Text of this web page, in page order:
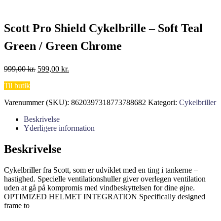
Scott Pro Shield Cykelbrille – Soft Teal
Green / Green Chrome
999,00kr. Den
999,00 kr..
599,00 kr.
599,00 kr..
Til butik
Varenummer (SKU): 8620397318773788682 Kategori: Cykelbriller
Beskrivelse
Yderligere information
Beskrivelse
Cykelbriller fra Scott, som er udviklet med en ting i tankerne –
hastighed. Specielle ventilationshuller giver overlegen ventilation
uden at gå på kompromis med vindbeskyttelsen for dine øjne.
OPTIMIZED HELMET INTEGRATION Specifically designed
frame to